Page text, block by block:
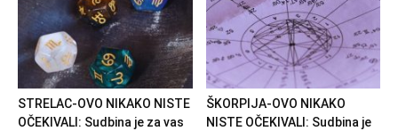
STRELAC-OVO NIKAKO NISTE
OČEKIVALI: Sudbina je za vas
ŠKORPIJA-OVO NIKAKO
NISTE OČEKIVALI: Sudbina je